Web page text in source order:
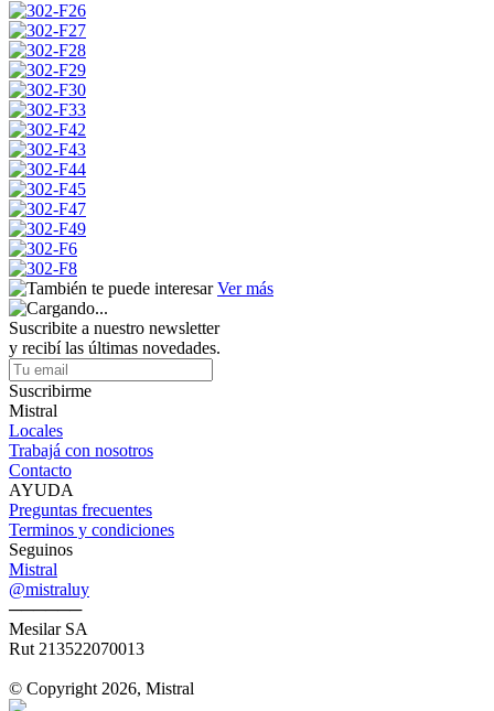
Ver más
Suscribite a nuestro newsletter
y recibí las últimas novedades.
Suscribirme
Mistral
Locales
Trabajá con nosotros
Contacto
AYUDA
Preguntas frecuentes
Terminos y condiciones
Seguinos
Mistral
@mistraluy
──────
Mesilar SA
Rut 213522070013
© Copyright 2026, Mistral